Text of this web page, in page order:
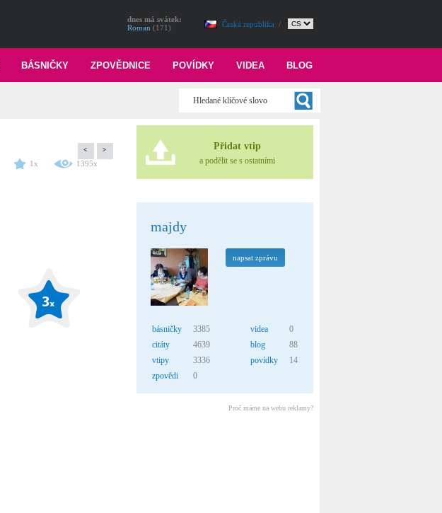
Česká republika /
dnes má svátek:
Roman (171)
BLOG
VIDEA
POVÍDKY
ZPOVĚDNICE
BÁSNIČKY
< >
1x 1395x
Přidat vtip
a podělit se s ostatními
majdy
napsat zprávu
básničky
3385
citáty
4639
vtipy
3336
zpovědi
0
videa
0
blog
88
povídky
14
Proč máme na webu reklamy?